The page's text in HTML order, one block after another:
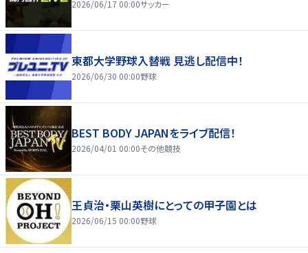
2026/06/17 00:00サッカー
東都大学野球入替戦 見逃し配信中！
2026/06/30 00:00野球
BEST BODY JAPANをライブ配信！
2026/04/01 00:00その他競技
王貞治・栗山英樹にとっての甲子園とは
2026/06/15 00:00野球